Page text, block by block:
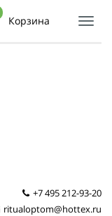
Корзина
+7 495 212-93-20
ritualoptom@hottex.ru